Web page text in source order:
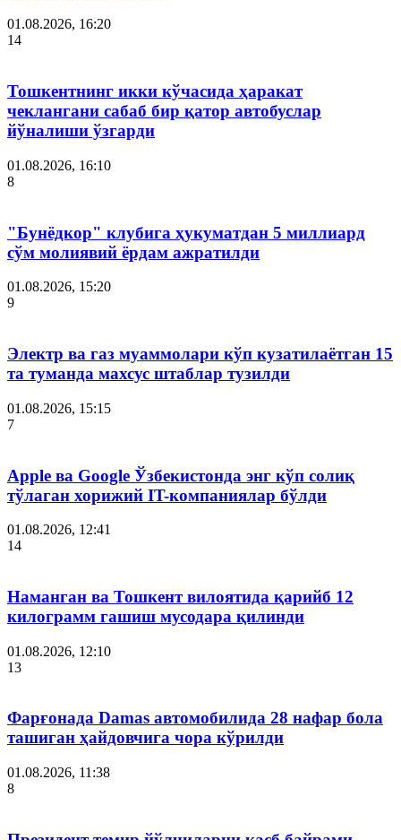
01.08.2026, 16:20
14
Тошкентнинг икки кўчасида ҳаракат
чеклангани сабаб бир қатор автобуслар
йўналиши ўзгарди
01.08.2026, 16:10
8
"Бунёдкор" клубига ҳукуматдан 5 миллиард
сўм молиявий ёрдам ажратилди
01.08.2026, 15:20
9
Электр ва газ муаммолари кўп кузатилаётган 15
та туманда махсус штаблар тузилди
01.08.2026, 15:15
7
Apple ва Google Ўзбекистонда энг кўп солиқ
тўлаган хорижий IT-компаниялар бўлди
01.08.2026, 12:41
14
Наманган ва Тошкент вилоятида қарийб 12
килограмм гашиш мусодара қилинди
01.08.2026, 12:10
13
Фарғонада Damas автомобилида 28 нафар бола
ташиган ҳайдовчига чора кўрилди
01.08.2026, 11:38
8